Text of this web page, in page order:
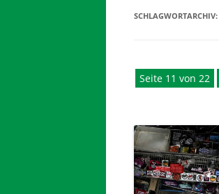
SCHLAGWORTARCHIV:
Seite 11 von 22